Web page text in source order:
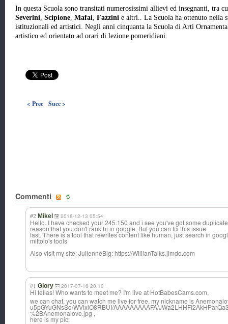
In questa Scuola sono transitati numerosissimi allievi ed insegnanti, tra
Severini, Scipione, Mafai, Fazzini e altri.. La Scuola ha ottenuto nella
istituzionali ed artistici. Negli anni cinquanta la Scuola di Arti
artistico ed orientato ad orari di lezione pomeridiani.
< Prec Succ >
Commenti
#2 Mikel 2018-12-13 05:54
Hello. I have checked your 245.150 and i see you've got some
reason that you don't rank hi in google. But you can fix this issue
fast. There is a tool that rewrites content like human, just search in
miftolo's tools
Also visit my site: JulienneBig: https://WillianTalks.jimdo.com
#1 Glory 2017-07-16 20:10
Hi fellas! Who wants to meet me? I'm live at HotBabesCams.com,
we can chat, you can watch me live for free, my nickname is
u5pGYuGNsSo/WVixiO8RBUI/AAAAAAAAAFA/
%2BAnemonalove.jpg ,
here is my pic: